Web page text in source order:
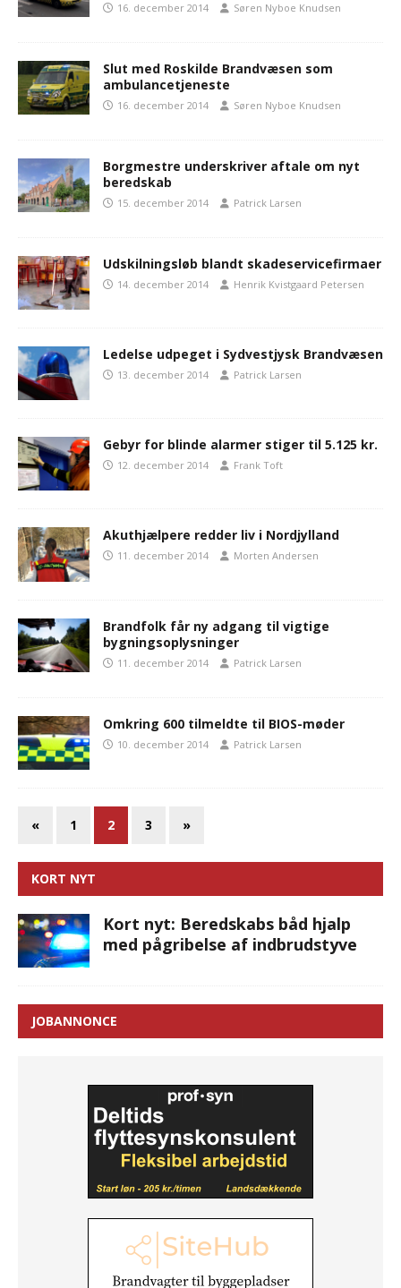
16. december 2014 Søren Nyboe Knudsen
Slut med Roskilde Brandvæsen som
ambulancetjeneste
16. december 2014 Søren Nyboe Knudsen
Borgmestre underskriver aftale om nyt
beredskab
15. december 2014 Patrick Larsen
Udskilningsløb blandt skadeservicefirmaer
14. december 2014 Henrik Kvistgaard Petersen
Ledelse udpeget i Sydvestjysk Brandvæsen
13. december 2014 Patrick Larsen
Gebyr for blinde alarmer stiger til 5.125 kr.
12. december 2014 Frank Toft
Akuthjælpere redder liv i Nordjylland
11. december 2014 Morten Andersen
Brandfolk får ny adgang til vigtige
bygningsoplysninger
11. december 2014 Patrick Larsen
Omkring 600 tilmeldte til BIOS-møder
10. december 2014 Patrick Larsen
« 1 2 3 »
KORT NYT
Kort nyt: Beredskabs båd hjalp
med pågribelse af indbrudstyve
JOBANNONCE